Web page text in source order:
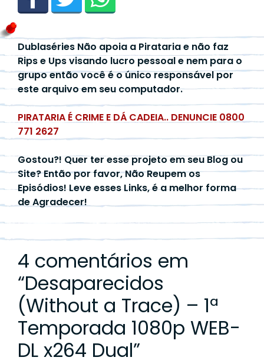
Dublaséries Não apoia a Pirataria e não faz
Rips e Ups visando lucro pessoal e nem para o
grupo então você é o único responsável por
este arquivo em seu computador.
PIRATARIA É CRIME E DÁ CADEIA.. DENUNCIE 0800
771 2627
Gostou?! Quer ter esse projeto em seu Blog ou
Site? Então por favor, Não Reupem os
Episódios! Leve esses Links, é a melhor forma
de Agradecer!
4 comentários em
“Desaparecidos
(Without a Trace) – 1ª
Temporada 1080p WEB-
DL x264 Dual”